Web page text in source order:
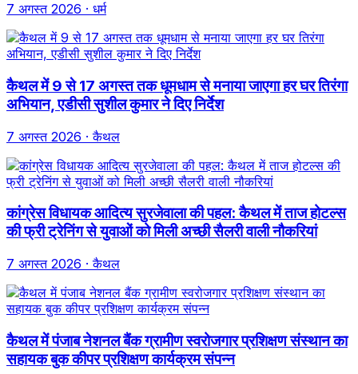
7 अगस्त 2026 · धर्म
कैथल में 9 से 17 अगस्त तक धूमधाम से मनाया जाएगा हर घर तिरंगा
अभियान, एडीसी सुशील कुमार ने दिए निर्देश
7 अगस्त 2026 · कैथल
कांग्रेस विधायक आदित्य सुरजेवाला की पहल: कैथल में ताज होटल्स
की फ्री ट्रेनिंग से युवाओं को मिली अच्छी सैलरी वाली नौकरियां
7 अगस्त 2026 · कैथल
कैथल में पंजाब नेशनल बैंक ग्रामीण स्वरोजगार प्रशिक्षण संस्थान का
सहायक बुक कीपर प्रशिक्षण कार्यक्रम संपन्न